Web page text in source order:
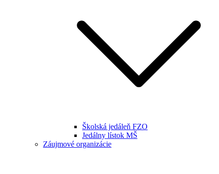
Školská jedáleň FZO
Jedálny lístok MŠ
Záujmové organizácie